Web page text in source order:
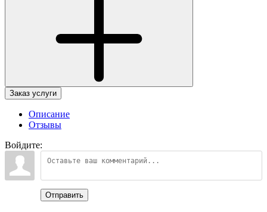
Заказ услуги
Описание
Отзывы
Войдите:
Отправить